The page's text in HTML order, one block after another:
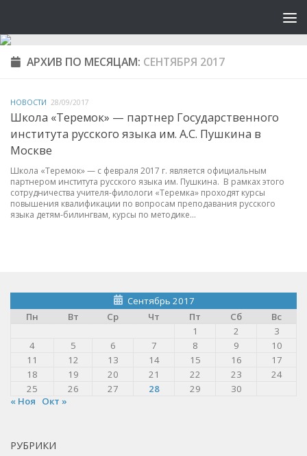
АРХИВ ПО МЕСЯЦАМ: СЕНТЯБРЯ 2017
НОВОСТИ 28/09/2017
Школа «Теремок» — партнер Государственного
института русского языка им. А.С. Пушкина в
Москве
Школа «Теремок» — с февраля 2017 г. является официальным
партнером института русского языка им. Пушкина. В рамках этого
сотрудничества учителя-филологи «Теремка» проходят курсы
повышения квалификации по вопросам преподавания русского
языка детям-билингвам, курсы по методике...
Сентябрь 2017
Пн
Вт Ср Чт Пт Сб
Вс
1
2
3
4
5 6 7 8 9
10
11
12 13 14 15 16
17
18
19 20 21 22 23
24
25
26 27 28 29
30
« Ноя
Окт »
РУБРИКИ